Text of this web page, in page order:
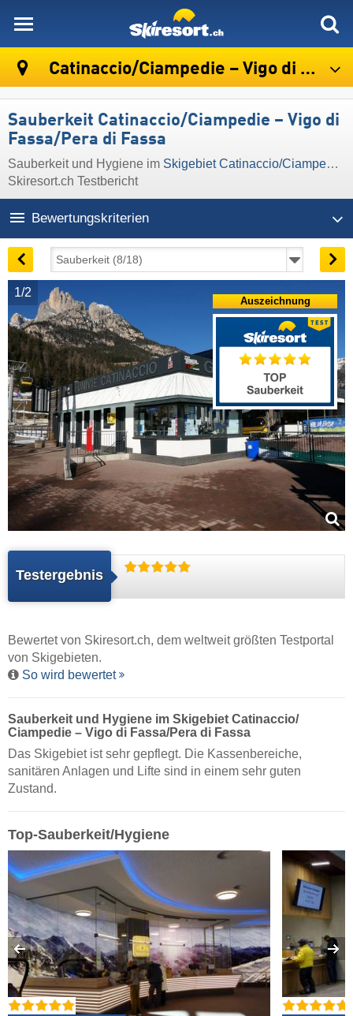
Catinaccio/​Ciampedie – Vigo di Fassa/​Pera di Fassa
Sauberkeit Catinaccio/​Ciampedie – Vigo di
Fassa/​Pera di Fassa
Sauberkeit und Hygiene im Skigebiet Catinaccio/​Ciampedie – Vigo di Fassa/​Pera di Fassa
Skiresort.ch Testbericht
Bewertungskriterien
1/2
Testergebnis
Auszeichnung
Bewertet von Skiresort.ch, dem weltweit größten Testportal
von Skigebieten.
So wird bewertet
Sauberkeit und Hygiene im Skigebiet Catinaccio/​
Ciampedie – Vigo di Fassa/​Pera di Fassa
Das Skigebiet ist sehr gepflegt. Die Kassenbereiche,
sanitären Anlagen und Lifte sind in einem sehr guten
Zustand.
Top-Sauberkeit/Hygiene